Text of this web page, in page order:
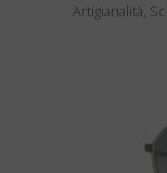
Artigianalità,